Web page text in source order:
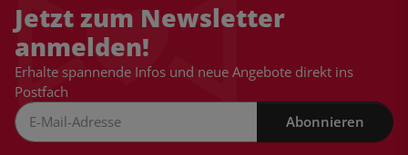
Jetzt zum Newsletter
anmelden!
Erhalte spannende Infos und neue Angebote direkt ins
Postfach
Abonnieren